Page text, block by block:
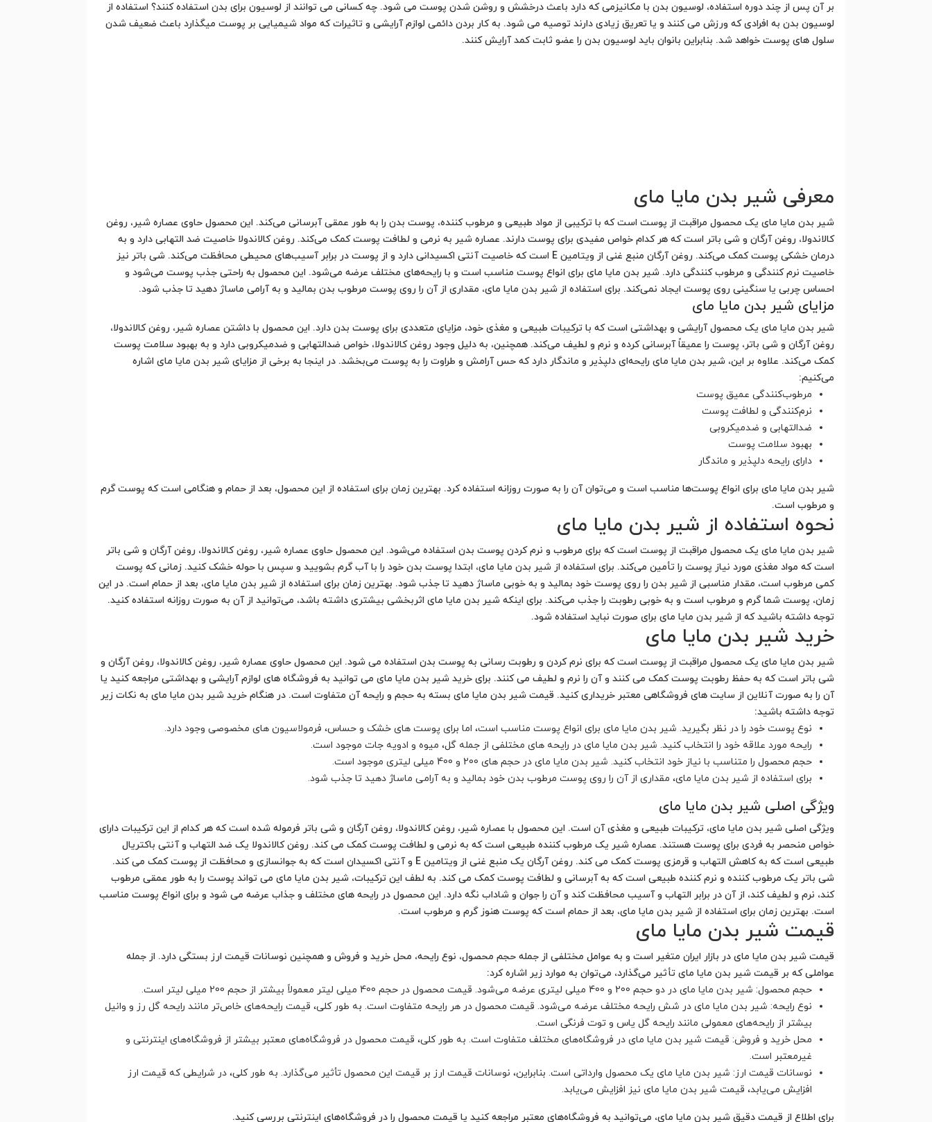
بر آن پس از چند دوره استفاده‌، لوسیون بدن با مکانیزمی که دارد باعث درخشش و روشن شدن پوست می شود. چه کسانی می توانند از لوسیون برای بدن استفاده کنند؟ استفاده از
لوسیون بدن به افرادی که ورزش می کنند و یا تعریق زیادی دارند توصیه می شود. به کار بردن دائمی لوازم آرایشی و تاثیرات که مواد شیمیایی بر پوست میگذارد باعث ضعیف شدن
سلول های پوست خواهد شد. بنابراین بانوان باید لوسیون بدن را عضو ثابت کمد آرایش کنند.
معرفی شیر بدن مایا مای
شیر بدن مایا مای یک محصول مراقبت از پوست است که با ترکیبی از مواد طبیعی و مرطوب کننده، پوست بدن را به طور عمقی آبرسانی می‌کند. این محصول حاوی عصاره شیر، روغن
کالاندولا، روغن آرگان و شی باتر است که هر کدام خواص مفیدی برای پوست دارند. عصاره شیر به نرمی و لطافت پوست کمک می‌کند. روغن کالاندولا خاصیت ضد التهابی دارد و به
درمان خشکی پوست کمک می‌کند. روغن آرگان منبع غنی از ویتامین E است که خاصیت آنتی اکسیدانی دارد و از پوست در برابر آسیب‌های محیطی محافظت می‌کند. شی باتر نیز
خاصیت نرم کنندگی و مرطوب کنندگی دارد. شیر بدن مایا مای برای انواع پوست مناسب است و با رایحه‌های مختلف عرضه می‌شود. این محصول به راحتی جذب پوست می‌شود و
احساس چربی یا سنگینی روی پوست ایجاد نمی‌کند. برای استفاده از شیر بدن مایا مای، مقداری از آن را روی پوست مرطوب بدن بمالید و به آرامی ماساژ دهید تا جذب شود.
مزایای شیر بدن مایا مای
شیر بدن مایا مای یک محصول آرایشی و بهداشتی است که با ترکیبات طبیعی و مغذی خود، مزایای متعددی برای پوست بدن دارد. این محصول با داشتن عصاره شیر، روغن کالاندولا،
روغن آرگان و شی باتر، پوست را عمیقاً آبرسانی کرده و نرم و لطیف می‌کند. همچنین، به دلیل وجود روغن کالاندولا، خواص ضدالتهابی و ضدمیکروبی دارد و به بهبود سلامت پوست
کمک می‌کند. علاوه بر این، شیر بدن مایا مای رایحه‌ای دلپذیر و ماندگار دارد که حس آرامش و طراوت را به پوست می‌بخشد. در اینجا به برخی از مزایای شیر بدن مایا مای اشاره
می‌کنیم:
مرطوب‌کنندگی عمیق پوست
نرم‌کنندگی و لطافت پوست
ضدالتهابی و ضدمیکروبی
بهبود سلامت پوست
دارای رایحه دلپذیر و ماندگار
شیر بدن مایا مای برای انواع پوست‌ها مناسب است و می‌توان آن را به صورت روزانه استفاده کرد. بهترین زمان برای استفاده از این محصول، بعد از حمام و هنگامی است که پوست گرم
و مرطوب است.
نحوه استفاده از شیر بدن مایا مای
شیر بدن مایا مای یک محصول مراقبت از پوست است که برای مرطوب و نرم کردن پوست بدن استفاده می‌شود. این محصول حاوی عصاره شیر، روغن کالاندولا، روغن آرگان و شی باتر
است که مواد مغذی مورد نیاز پوست را تأمین می‌کند. برای استفاده از شیر بدن مایا مای، ابتدا پوست بدن خود را با آب گرم بشویید و سپس با حوله خشک کنید. زمانی که پوست
کمی مرطوب است، مقدار مناسبی از شیر بدن را روی پوست خود بمالید و به خوبی ماساژ دهید تا جذب شود. بهترین زمان برای استفاده از شیر بدن مایا مای، بعد از حمام است. در این
زمان، پوست شما گرم و مرطوب است و به خوبی رطوبت را جذب می‌کند. برای اینکه شیر بدن مایا مای اثربخشی بیشتری داشته باشد، می‌توانید از آن به صورت روزانه استفاده کنید.
توجه داشته باشید که از شیر بدن مایا مای برای صورت نباید استفاده شود.
خرید شیر بدن مایا مای
شیر بدن مایا مای یک محصول مراقبت از پوست است که برای نرم کردن و رطوبت رسانی به پوست بدن استفاده می شود. این محصول حاوی عصاره شیر، روغن کالاندولا، روغن آرگان و
شی باتر است که به حفظ رطوبت پوست کمک می کنند و آن را نرم و لطیف می کنند. برای خرید شیر بدن مایا مای می توانید به فروشگاه های لوازم آرایشی و بهداشتی مراجعه کنید یا
آن را به صورت آنلاین از سایت های فروشگاهی معتبر خریداری کنید. قیمت شیر بدن مایا مای بسته به حجم و رایحه آن متفاوت است. در هنگام خرید شیر بدن مایا مای به نکات زیر
توجه داشته باشید:
نوع پوست خود را در نظر بگیرید. شیر بدن مایا مای برای انواع پوست مناسب است، اما برای پوست های خشک و حساس، فرمولاسیون های مخصوصی وجود دارد.
رایحه مورد علاقه خود را انتخاب کنید. شیر بدن مایا مای در رایحه های مختلفی از جمله گل، میوه و ادویه جات موجود است.
حجم محصول را متناسب با نیاز خود انتخاب کنید. شیر بدن مایا مای در حجم های 200 و 400 میلی لیتری موجود است.
برای استفاده از شیر بدن مایا مای، مقداری از آن را روی پوست مرطوب بدن خود بمالید و به آرامی ماساژ دهید تا جذب شود.
ویژگی اصلی شیر بدن مایا مای
ویژگی اصلی شیر بدن مایا مای، ترکیبات طبیعی و مغذی آن است. این محصول با عصاره شیر، روغن کالاندولا، روغن آرگان و شی باتر فرموله شده است که هر کدام از این ترکیبات دارای
خواص منحصر به فردی برای پوست هستند. عصاره شیر یک مرطوب کننده طبیعی است که به نرمی و لطافت پوست کمک می کند. روغن کالاندولا یک ضد التهاب و آنتی باکتریال
طبیعی است که به کاهش التهاب و قرمزی پوست کمک می کند. روغن آرگان یک منبع غنی از ویتامین E و آنتی اکسیدان است که به جوانسازی و محافظت از پوست کمک می کند.
شی باتر یک مرطوب کننده و نرم کننده طبیعی است که به آبرسانی و لطافت پوست کمک می کند. به لطف این ترکیبات، شیر بدن مایا مای می تواند پوست را به طور عمقی مرطوب
کند، نرم و لطیف کند، از آن در برابر التهاب و آسیب محافظت کند و آن را جوان و شاداب نگه دارد. این محصول در رایحه های مختلف و جذاب عرضه می شود و برای انواع پوست مناسب
است. بهترین زمان برای استفاده از شیر بدن مایا مای، بعد از حمام است که پوست هنوز گرم و مرطوب است.
قیمت شیر بدن مایا مای
قیمت شیر بدن مایا مای در بازار ایران متغیر است و به عوامل مختلفی از جمله حجم محصول، نوع رایحه، محل خرید و فروش و همچنین نوسانات قیمت ارز بستگی دارد. از جمله
عواملی که بر قیمت شیر بدن مایا مای تأثیر می‌گذارد، می‌توان به موارد زیر اشاره کرد:
حجم محصول: شیر بدن مایا مای در دو حجم 200 و 400 میلی لیتری عرضه می‌شود. قیمت محصول در حجم 400 میلی لیتر معمولاً بیشتر از حجم 200 میلی لیتر است.
نوع رایحه: شیر بدن مایا مای در شش رایحه مختلف عرضه می‌شود. قیمت محصول در هر رایحه متفاوت است. به طور کلی، قیمت رایحه‌های خاص‌تر مانند رایحه گل رز و وانیل
بیشتر از رایحه‌های معمولی مانند رایحه گل یاس و توت فرنگی است.
محل خرید و فروش: قیمت شیر بدن مایا مای در فروشگاه‌های مختلف متفاوت است. به طور کلی، قیمت محصول در فروشگاه‌های معتبر بیشتر از فروشگاه‌های اینترنتی و
غیرمعتبر است.
نوسانات قیمت ارز: شیر بدن مایا مای یک محصول وارداتی است. بنابراین، نوسانات قیمت ارز بر قیمت این محصول تأثیر می‌گذارد. به طور کلی، در شرایطی که قیمت ارز
افزایش می‌یابد، قیمت شیر بدن مایا مای نیز افزایش می‌یابد.
برای اطلاع از قیمت دقیق شیر بدن مایا مای، می‌توانید به فروشگاه‌های معتبر مراجعه کنید یا قیمت محصول را در فروشگاه‌های اینترنتی بررسی کنید.